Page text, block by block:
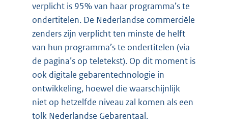
verplicht is 95% van haar programma’s te
ondertitelen. De Nederlandse commerciële
zenders zijn verplicht ten minste de helft
van hun programma’s te ondertitelen (via
de pagina’s op teletekst). Op dit moment is
ook digitale gebarentechnologie in
ontwikkeling, hoewel die waarschijnlijk
niet op hetzelfde niveau zal komen als een
tolk Nederlandse Gebarentaal.